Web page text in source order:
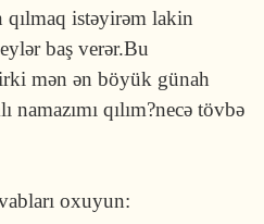
qılmaq istəyirəm lakin
baş verər.Bu
mən ən böyük günah
namazımı qılım?necə tövbə
oxuyun: